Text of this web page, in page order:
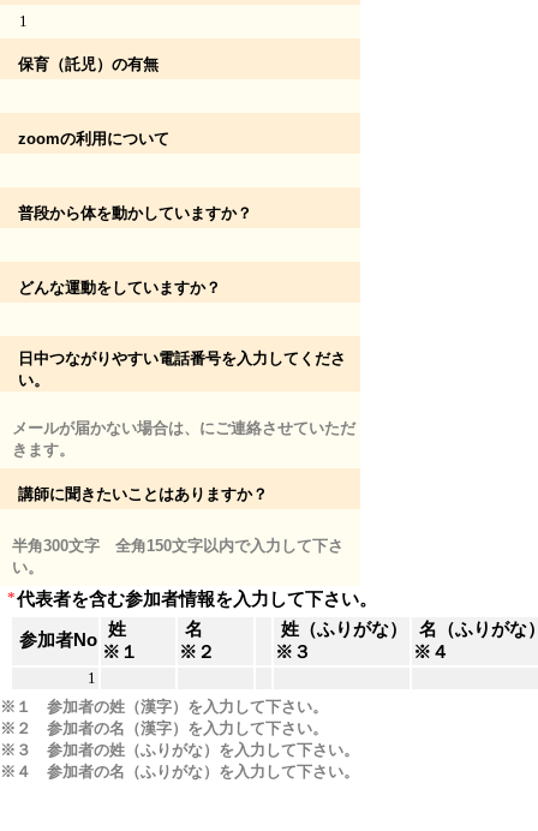
1
保育（託児）の有無
zoomの利用について
普段から体を動かしていますか？
どんな運動をしていますか？
日中つながりやすい電話番号を入力してくださ
い。
メールが届かない場合は、にご連絡させていただ
きます。
講師に聞きたいことはありますか？
半角300文字 全角150文字以内で入力して下さ
い。
*代表者を含む参加者情報を入力して下さい。
参加者No
姓
※１
名
※２
姓（ふりがな）
※３
名（ふりがな
※４
1
※１ 参加者の姓（漢字）を入力して下さい。
※２ 参加者の名（漢字）を入力して下さい。
※３ 参加者の姓（ふりがな）を入力して下さい。
※４ 参加者の名（ふりがな）を入力して下さい。